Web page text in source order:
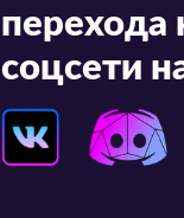
перехода
соцсети